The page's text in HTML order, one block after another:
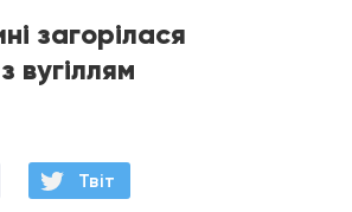
загорілася
вугіллям
Твiт